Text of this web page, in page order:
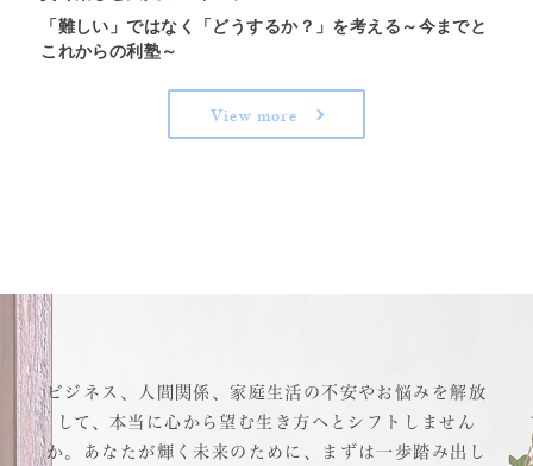
「難しい」ではなく「どうするか？」を考える～今までと
これからの利塾～
View more
ビジネス、人間関係、家庭生活の不安やお悩みを解放
して、本当に心から望む生き方へとシフトしません
か。
あなたが輝く未来のために、まずは一歩踏み出し